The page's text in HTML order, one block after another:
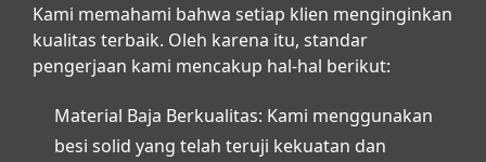
Kami memahami bahwa setiap klien menginginkan
kualitas terbaik. Oleh karena itu, standar
pengerjaan kami mencakup hal-hal berikut:
Material Baja Berkualitas: Kami menggunakan
besi solid yang telah teruji kekuatan dan